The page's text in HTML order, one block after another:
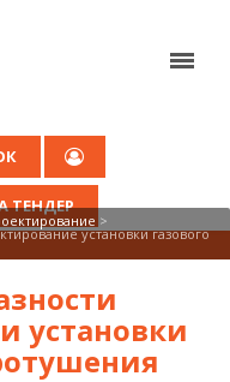
ТЕНДЕР
>
установки газового
установки